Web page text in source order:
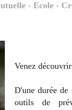
- Ecole -
Venez
D'une durée
outils de